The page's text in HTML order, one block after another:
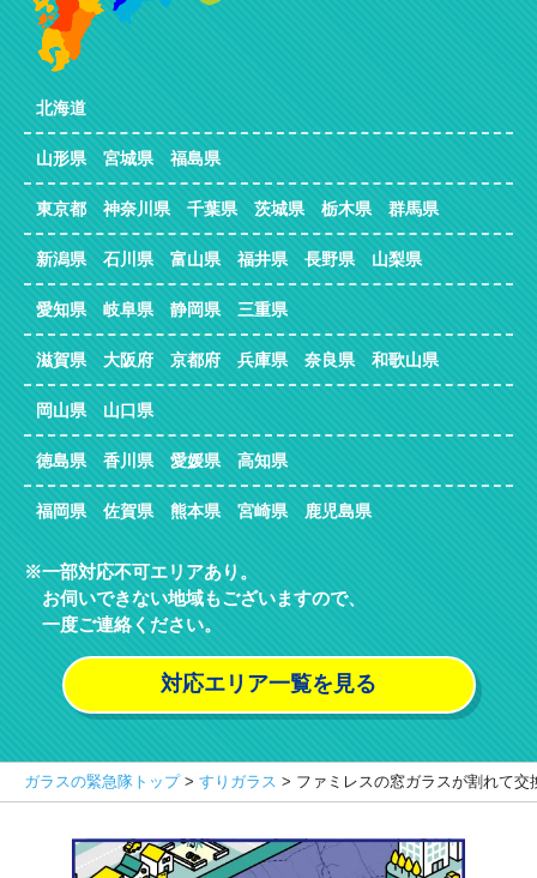
北海道
山形県 宮城県 福島県
東京都 神奈川県 千葉県 茨城県 栃木県 群馬県
新潟県 石川県 富山県 福井県 長野県 山梨県
愛知県 岐阜県 静岡県 三重県
滋賀県 大阪府 京都府 兵庫県 奈良県 和歌山県
岡山県 山口県
徳島県 香川県 愛媛県 高知県
福岡県 佐賀県 熊本県 宮崎県 鹿児島県
一部対応不可エリアあり。
お伺いできない地域もございますので、
一度ご連絡ください。
対応エリア一覧を見る
ガラスの緊急隊トップ> すりガラス > ファミレスの窓ガラスが割れて交